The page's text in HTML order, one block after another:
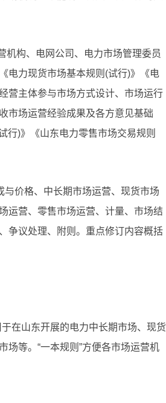
机构、电网公司、电力市场管理委员
电力现货市场基本规则(试行)》《电
营主体参与市场方式设计、市场运行
市场运营经验成果及各方意见基础
行)》《山东电力零售市场交易规则
与价格、中长期市场运营、现货市场
运营、零售市场运营、计量、市场结
争议处理、附则。重点修订内容概括
在山东开展的电力中长期市场、现货
等。“一本规则”方便各市场运营机